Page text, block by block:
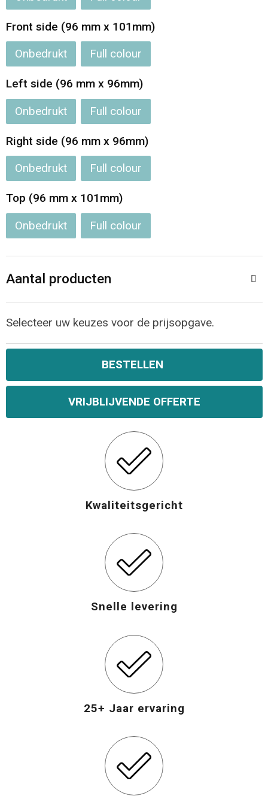
Overalls
Schorten en Sloven
Regenkleding
Hygiëne en Persoonlijke verzorging
Sporttassen
Boodschappentassen
Schoudertassen
Matrozentassen
Papieren tassen
Tablettassen
Heuptassen
Waterbestendige tassen
Strandtassen
Katoenen draagtassen
Front side (96 mm x 101mm)
Onbedrukt Full colour
Left side (96 mm x 96mm)
Onbedrukt Full colour
Right side (96 mm x 96mm)
Onbedrukt Full colour
Top (96 mm x 101mm)
Onbedrukt Full colour
Aantal producten
Selecteer uw keuzes voor de prijsopgave.
BESTELLEN
VRIJBLIJVENDE OFFERTE
Kwaliteitsgericht
Snelle levering
25+ Jaar ervaring